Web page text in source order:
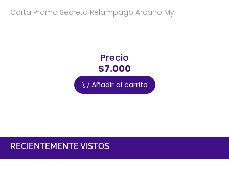
Carta Promo Secreta Relampago Arcano Myl
Precio
$7.000
Añadir al carrito
RECIENTEMENTE VISTOS